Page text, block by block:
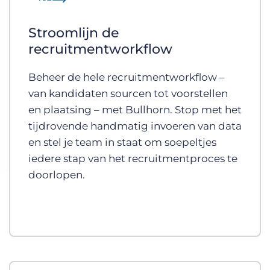
Stroomlijn de
recruitmentworkflow
Beheer de hele recruitmentworkflow –
van kandidaten sourcen tot voorstellen
en plaatsing – met Bullhorn. Stop met het
tijdrovende handmatig invoeren van data
en stel je team in staat om soepeltjes
iedere stap van het recruitmentproces te
doorlopen.